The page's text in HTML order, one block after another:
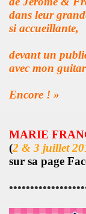
dans leur
si accueillante,
devant un
avec mon
Encore ! »
MARIE
(2 & 3 juillet
sur sa page
+ album
PARTON :
de la
du Palace"